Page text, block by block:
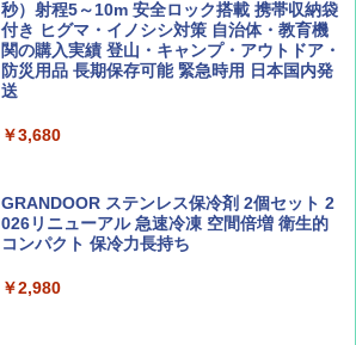
山と溪谷 2026年8月号「南アルプス大全」
Coyote No.89 特集 星野道夫 夢見る旅
A09 地球の歩き方 イタリア 2026～2027 地
球の歩き方A ヨーロッパ
￥2,479
A26 地球の歩き方 チェコ ポーランド スロヴ
ァキア 2026～2027 地球の歩き方A ヨーロッ
人用 折りたたみ 防災グッズ 災害用トイレ ビ
ーチ ピクニック ポップアップテント 携帯 簡
易 トイレテント (ブラック)
￥4,980
500002(89232)
￥5,999
秒）射程5～10m 安全ロック搭載 携帯収納袋
付き ヒグマ・イノシシ対策 自治体・教育機
関の購入実績 登山・キャンプ・アウトドア・
防災用品 長期保存可能 緊急時用 日本国内発
送
￥3,680
GRANDOOR ステンレス保冷剤 2個セット 2
026リニューアル 急速冷凍 空間倍増 衛生的
コンパクト 保冷力長持ち
￥2,980